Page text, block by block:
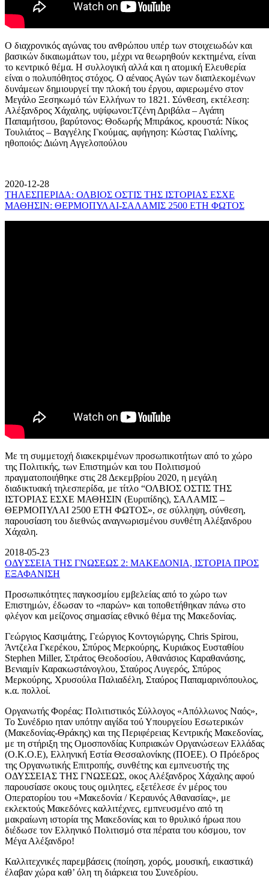
Ο διαχρονικός αγώνας του ανθρώπου υπέρ των στοιχειωδών και
βασικών δικαιωμάτων του, μέχρι να θεωρηθούν κεκτημένα, είναι
το κεντρικό θέμα. Η συλλογική αλλά και η ατομική Ελευθερία
είναι ο πολυπόθητος στόχος. Ο αέναος Αγών των διαπλεκομένων
δυνάμεων δημιουργεί την πλοκή του έργου, αφιερωμένο στον
Μεγάλο Ξεσηκωμό τών Ελλήνων το 1821. Σύνθεση, εκτέλεση:
Αλέξανδρος Χάχαλης, υψίφωνοι:Τζένη Δριβάλα – Αγάπη
Παπαμήτσου, βαρύτονος: Θοδωρής Μπιράκος, κρουστά: Νίκος
Τουλιάτος – Βαγγέλης Γκούμας, αφήγηση: Κώστας Γιαλίνης,
ηθοποιός: Διώνη Αγγελοπούλου
2020-12-28
ΤΗΛΕΣΠΕΡΙΔΑ: ΟΛΒΙΟΣ ΟΣΤΙΣ ΤΗΣ ΙΣΤΟΡΙΑΣ ΕΣΧΕ
ΜΑΘΗΣΙΝ: ΘΕΡΜΟΠΥΛΑΙ-ΣΑΛΑΜΙΣ 2500 ΕΤΗ ΦΩΤΟΣ
Με τη συμμετοχή διακεκριμένων προσωπικοτήτων από το χώρο
της Πολιτικής, των Επιστημών και του Πολιτισμού
πραγματοποιήθηκε στις 28 Δεκεμβρίου 2020, η μεγάλη
διαδικτυακή τηλεσπερίδα, με τίτλο “ΟΛΒΙΟΣ ΟΣΤΙΣ ΤΗΣ
ΙΣΤΟΡΙΑΣ ΕΣΧΕ ΜΑΘΗΣΙΝ (Ευριπίδης), ΣΑΛΑΜΙΣ –
ΘΕΡΜΟΠΥΛΑΙ 2500 ΕΤΗ ΦΩΤΟΣ», σε σύλληψη, σύνθεση,
παρουσίαση του διεθνώς αναγνωρισμένου συνθέτη Αλέξανδρου
Χάχαλη.
2018-05-23
ΟΔΥΣΣΕΙΑ ΤΗΣ ΓΝΩΣΕΩΣ 2: ΜΑΚΕΔΟΝΙΑ, ΙΣΤΟΡΙΑ ΠΡΟΣ
ΕΞΑΦΑΝΙΣΗ
Προσωπικότητες παγκοσμίου εμβελείας από το χώρο των
Επιστημών, έδωσαν το «παρών» και τοποθετήθηκαν πάνω στο
φλέγον και μείζονος σημασίας εθνικό θέμα της Μακεδονίας.
Γεώργιος Κασιμάτης, Γεώργιος Κοντογιώργης, Chris Spirou,
Άντζελα Γκερέκου, Σπύρος Μερκούρης, Κυριάκος Ευσταθίου
Stephen Miller, Στράτος Θεοδοσίου, Αθανάσιος Καραθανάσης,
Βενιαμίν Καρακωστάνογλου, Σταύρος Λυγερός, Σπύρος
Μερκούρης, Χρυσούλα Παλιαδέλη, Σταύρος Παπαμαρινόπουλος,
κ.α. πολλοί.
Οργανωτής Φορέας: Πολιτιστικός Σύλλογος «Απόλλωνος Ναός»,
Το Συνέδριο ηταν υπότην αιγίδα τού Υπουργείου Εσωτερικών
(Μακεδονίας-Θράκης) και της Περιφέρειας Κεντρικής Μακεδονίας,
με τη στήριξη της Ομοσπονδίας Κυπριακών Οργανώσεων Ελλάδας
(Ο.Κ.Ο.Ε), Ελληνική Εστία Θεσσαλονίκης (ΠΟΕΕ). Ο Πρόεδρος
της Οργανωτικής Επιτροπής, συνθέτης και εμπνευστής της
ΟΔΥΣΣΕΙΑΣ ΤΗΣ ΓΝΩΣΕΩΣ, οκος Αλέξανδρος Χάχαλης αφού
παρουσίασε οκους τους ομιλητες, εξετέλεσε έν μέρος του
Οπερατορίου του «Μακεδονία / Κεραυνός Αθανασίας», με
εκλεκτούς Μακεδόνες καλλιτέχνες, εμπνευσμένο από τη
μακραίωνη ιστορία της Μακεδονίας και το θρυλικό ήρωα που
διέδωσε τον Ελληνικό Πολιτισμό στα πέρατα του κόσμου, τον
Μέγα Αλέξανδρο!
Καλλιτεχνικές παρεμβάσεις (ποίηση, χορός, μουσική, εικαστικά)
έλαβαν χώρα καθ’ όλη τη διάρκεια του Συνεδρίου.